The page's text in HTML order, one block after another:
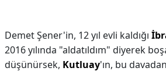
Demet Şener'in, 12 yıl evli kaldığı
2016 yılında "aldatıldım" diyerek
düşünürsek, Kutluay'ın, bu